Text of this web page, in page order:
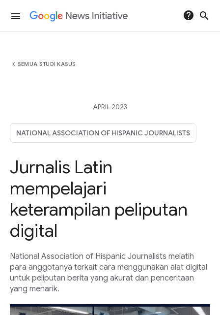
menu help search
chevron_left SEMUA STUDI KASUS
APRIL 2023
NATIONAL ASSOCIATION OF HISPANIC JOURNALISTS
Jurnalis Latin
mempelajari
keterampilan peliputan
digital
National Association of Hispanic Journalists melatih
para anggotanya terkait cara menggunakan alat digital
untuk peliputan berita yang akurat dan penceritaan
yang menarik.